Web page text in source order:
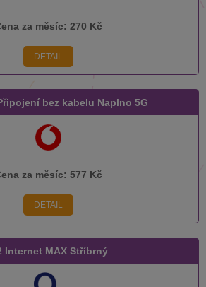
za měsíc: 270 Kč
DETAIL
bez kabelu Naplno 5G
za měsíc: 577 Kč
DETAIL
Internet MAX Stříbrný